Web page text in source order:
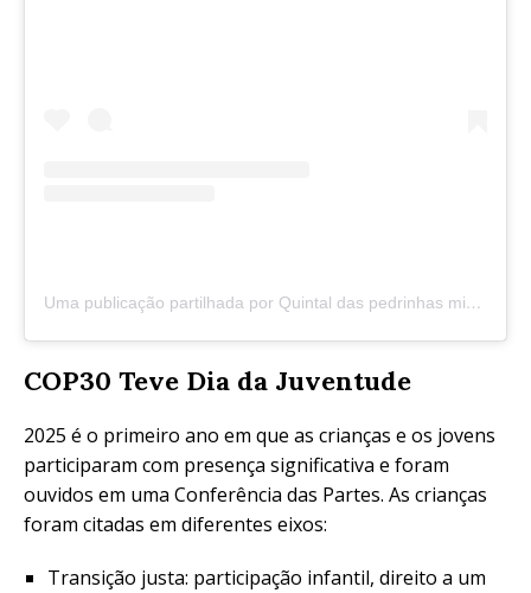
Uma publicação partilhada por Quintal das pedrinhas miudinhas (@quintaldaspedrinhasmiudinhas)
COP30 Teve Dia da Juventude
2025 é o primeiro ano em que as crianças e os jovens
participaram com presença significativa e foram
ouvidos em uma Conferência das Partes. As crianças
foram citadas em diferentes eixos:
Transição justa: participação infantil, direito a um